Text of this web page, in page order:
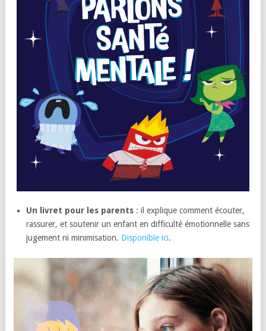
Un livret pour les parents : il explique comment écouter,
rassurer, et soutenir un enfant en difficulté émotionnelle sans
jugement ni minimisation. Disponible ici.